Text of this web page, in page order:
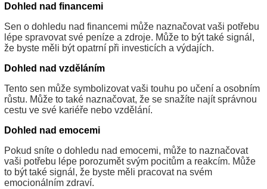
Dohled nad financemi
Sen o dohledu nad financemi může naznačovat vaši potřebu
lépe spravovat své peníze a zdroje. Může to být také signál,
že byste měli být opatrní při investicích a výdajích.
Dohled nad vzděláním
Tento sen může symbolizovat vaši touhu po učení a osobním
růstu. Může to také naznačovat, že se snažíte najít správnou
cestu ve své kariéře nebo vzdělání.
Dohled nad emocemi
Pokud sníte o dohledu nad emocemi, může to naznačovat
vaši potřebu lépe porozumět svým pocitům a reakcím. Může
to být také signál, že byste měli pracovat na svém
emocionálním zdraví.